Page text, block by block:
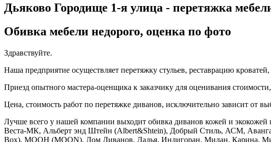
Дьяково Городище 1-я улица - перетяжка
Обивка мебели недорого, оценка по фото
Здравствуйте.
Наша предприятие осуществляет перетяжку стульев, реставрацию
Приезд опытного мастера-оценщика к заказчику для оценивания
Цена, стоимость работ по перетяжке диванов, исключительно зависит от
Лучше всего у нашей компании выходит обивка диванов кожей и
Веста-МК, Альберт энд Штейн (Albert&Shtein), Добрый Стиль, АСМ,
Box), МООН (MOON), Дом Диванов, Ладья, Индигоран, Милан, Карина,